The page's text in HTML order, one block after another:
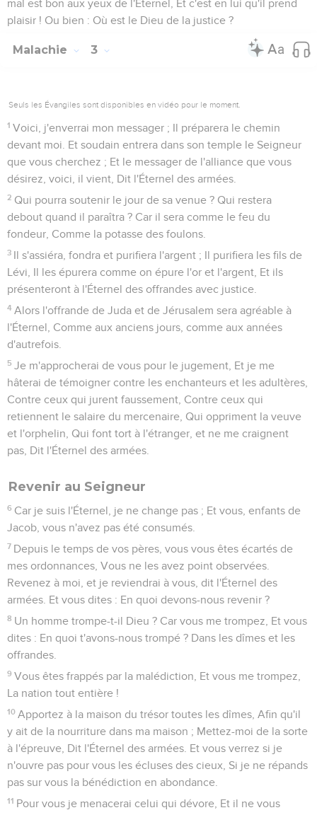
mal est bon aux yeux de l'Éternel, Et c'est en lui qu'il prend
plaisir ! Ou bien : Où est le Dieu de la justice ?
Malachie 3
Seuls les Évangiles sont disponibles en vidéo pour le moment.
1 Voici, j'enverrai mon messager ; Il préparera le chemin
devant moi. Et soudain entrera dans son temple le Seigneur
que vous cherchez ; Et le messager de l'alliance que vous
désirez, voici, il vient, Dit l'Éternel des armées.
2 Qui pourra soutenir le jour de sa venue ? Qui restera
debout quand il paraîtra ? Car il sera comme le feu du
fondeur, Comme la potasse des foulons.
3 Il s'assiéra, fondra et purifiera l'argent ; Il purifiera les fils de
Lévi, Il les épurera comme on épure l'or et l'argent, Et ils
présenteront à l'Éternel des offrandes avec justice.
4 Alors l'offrande de Juda et de Jérusalem sera agréable à
l'Éternel, Comme aux anciens jours, comme aux années
d'autrefois.
5 Je m'approcherai de vous pour le jugement, Et je me
hâterai de témoigner contre les enchanteurs et les adultères,
Contre ceux qui jurent faussement, Contre ceux qui
retiennent le salaire du mercenaire, Qui oppriment la veuve
et l'orphelin, Qui font tort à l'étranger, et ne me craignent
pas, Dit l'Éternel des armées.
Revenir au Seigneur
6 Car je suis l'Éternel, je ne change pas ; Et vous, enfants de
Jacob, vous n'avez pas été consumés.
7 Depuis le temps de vos pères, vous vous êtes écartés de
mes ordonnances, Vous ne les avez point observées.
Revenez à moi, et je reviendrai à vous, dit l'Éternel des
armées. Et vous dites : En quoi devons-nous revenir ?
8 Un homme trompe-t-il Dieu ? Car vous me trompez, Et vous
dites : En quoi t'avons-nous trompé ? Dans les dîmes et les
offrandes.
9 Vous êtes frappés par la malédiction, Et vous me trompez,
La nation tout entière !
10 Apportez à la maison du trésor toutes les dîmes, Afin qu'il
y ait de la nourriture dans ma maison ; Mettez-moi de la sorte
à l'épreuve, Dit l'Éternel des armées. Et vous verrez si je
n'ouvre pas pour vous les écluses des cieux, Si je ne répands
pas sur vous la bénédiction en abondance.
11 Pour vous je menacerai celui qui dévore, Et il ne vous